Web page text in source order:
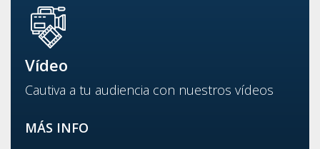
Vídeo
Cautiva a tu audiencia con nuestros vídeos
MÁS INFO